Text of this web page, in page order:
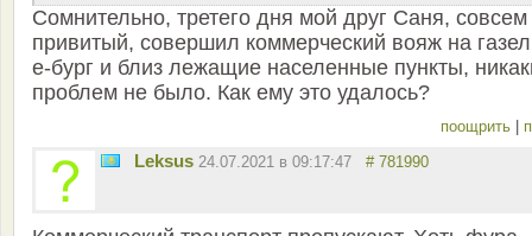
Сомнительно, третего дня мой друг Саня, совсем
привитый, совершил коммерческий вояж на
е-бург и близ лежащие населенные пункты,
проблем не было. Как ему это удалось?
поощрить
Leksus 24.07.2021 в 09:17:47 # 781990